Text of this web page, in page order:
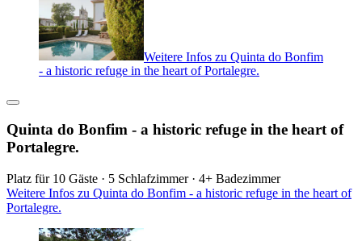
Weitere Infos zu Quinta do Bonfim
- a historic refuge in the heart of Portalegre.
Quinta do Bonfim - a historic refuge in the heart of
Portalegre.
Platz für 10 Gäste · 5 Schlafzimmer · 4+ Badezimmer
Weitere Infos zu Quinta do Bonfim - a historic refuge in the heart of
Portalegre.